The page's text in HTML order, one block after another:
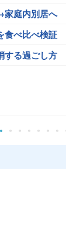
庭内別居へ
食べ比べ検証
する過ごし方